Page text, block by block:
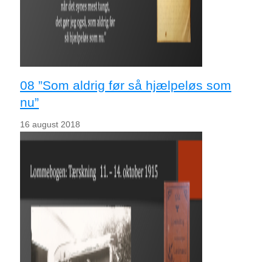
08 ”Som aldrig før så hjælpeløs som
nu”
16 august 2018